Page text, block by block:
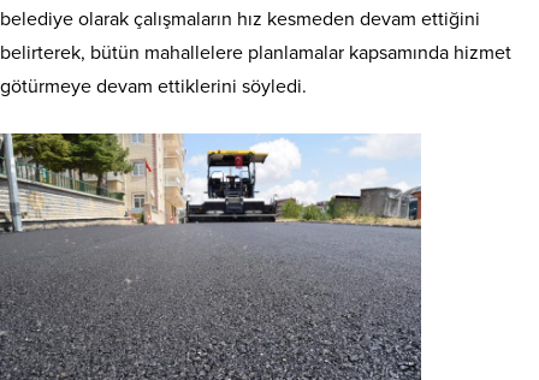
belediye olarak çalışmaların hız kesmeden devam ettiğini
belirterek, bütün mahallelere planlamalar kapsamında hizmet
götürmeye devam ettiklerini söyledi.